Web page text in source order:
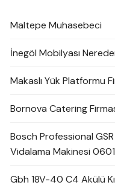
Maltepe Muhasebeci
İnegöl Mobilyası
Makaslı Yük Platformu
Bornova Catering
Bosch Professional
Vidalama Makinesi
Gbh 18V-40 C4 Akülü